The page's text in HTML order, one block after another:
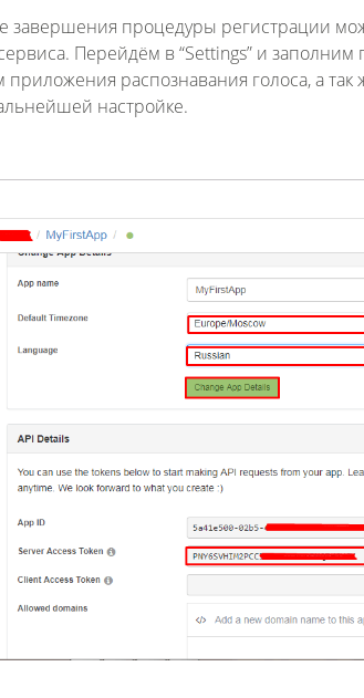
процедуры регистрации можем
Перейдём в “Settings” и
распознавания голоса, а так
настройке.